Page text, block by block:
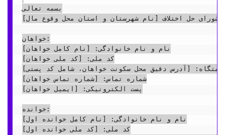
بسمه تعالی
شورای حل اختلاف [نام شهرستان و استان محل وقوع مال]
خواهان:
نام و نام خانوادگی: [نام کامل خواهان]
کد ملی: [کد ملی خواهان]
[آدرس دقیق محل سکونت خواهان، شامل کد پستی]
شماره تماس: [شماره تماس خواهان]
پست الکترونیکی: [ایمیل خواهان]
خوانده:
نام و نام خانوادگی: [نام کامل خوانده اول]
کد ملی: [کد ملی خوانده اول]